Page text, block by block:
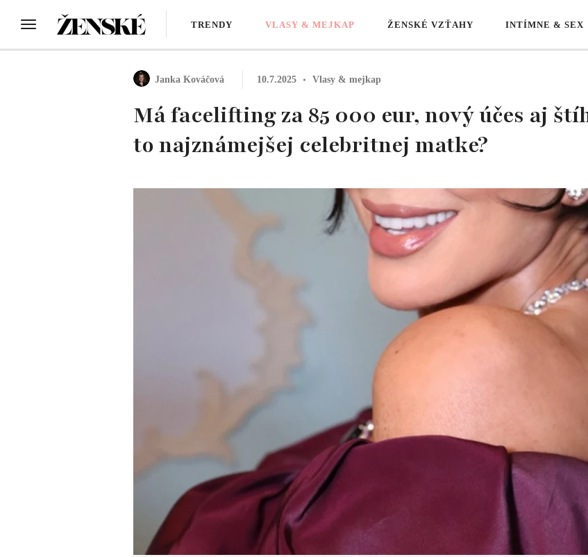
TRENDY VLASY & MEJKAP ŽENSKÉ VZŤAHY INTÍMNE & SEX
Janka Kováčová 10.7.2025 Vlasy & mejkap
Má facelifting za 85 000 eur, nový účes aj
to najznámejšej celebritnej matke?